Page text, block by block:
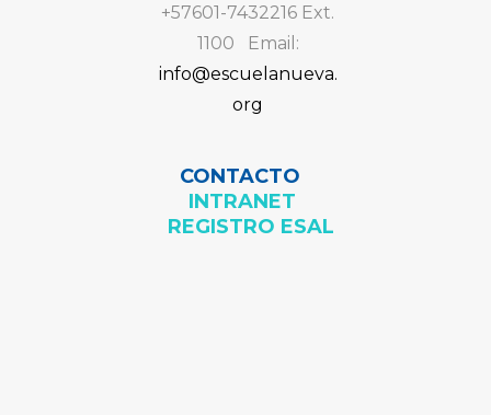
+57601-7432216 Ext.
1100 Email:
info@escuelanueva.
org
CONTACTO
INTRANET
REGISTRO ESAL